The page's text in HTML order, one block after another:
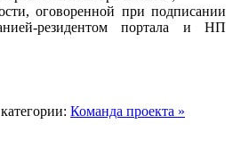
оговоренной при подписании
резидентом портала и НП
Команда проекта »